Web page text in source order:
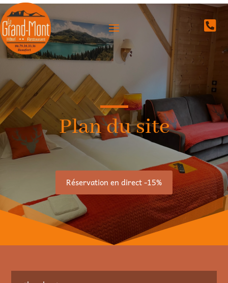

Plan du site
Réservation en direct -15%